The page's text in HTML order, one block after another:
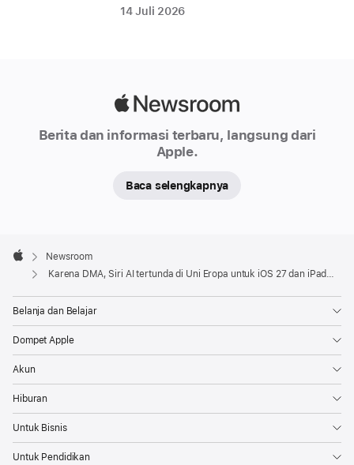
baru
Undang-
Undang
Pasar
Digital
tidak
menyematkan
Siri
14 Juli 2026
Berita dan informasi terbaru, langsung dari
Apple.
Baca selengkapnya
Footer

Apple
Newsroom
Karena DMA, Siri AI tertunda di Uni Eropa untuk iOS 27 dan iPadOS 27
Belanja dan Belajar
Dompet Apple
Akun
Hiburan
Untuk Bisnis
Untuk Pendidikan